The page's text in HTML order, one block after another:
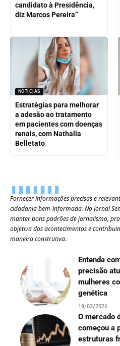
candidato à Presidência,
diz Marcos Pereira”
NOTÍCIAS
Estratégias para melhorar
a adesão ao tratamento
em pacientes com doenças
renais, com Nathalia
Belletato
Fornecer informações precisas e
cidadania bem-informada. No Jornal
manter bons padrões de jornalismo,
objetiva dos acontecimentos e
maneira construtiva.
Entenda
precisão
mulheres
genética
19/02/2026
O mercado
começou a
estruturas